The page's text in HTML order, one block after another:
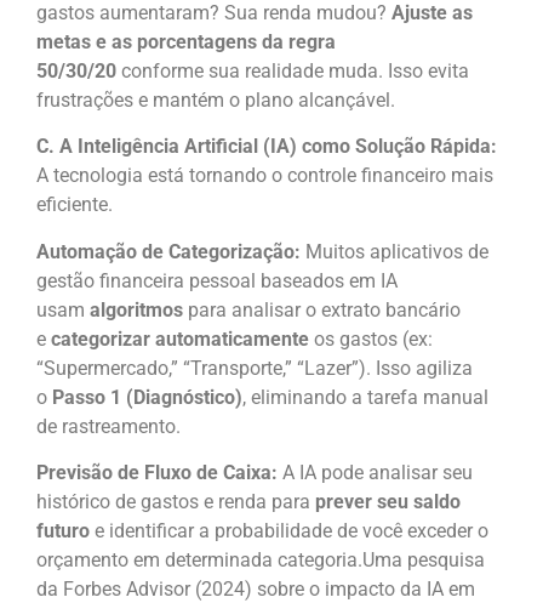
gastos aumentaram? Sua renda mudou? Ajuste as
metas e as porcentagens da regra
50/30/20 conforme sua realidade muda. Isso evita
frustrações e mantém o plano alcançável.
C. A Inteligência Artificial (IA) como Solução Rápida:
A tecnologia está tornando o controle financeiro mais
eficiente.
Automação de Categorização: Muitos aplicativos de
gestão financeira pessoal baseados em IA
usam algoritmos para analisar o extrato bancário
e categorizar automaticamente os gastos (ex:
“Supermercado,” “Transporte,” “Lazer”). Isso agiliza
o Passo 1 (Diagnóstico), eliminando a tarefa manual
de rastreamento.
Previsão de Fluxo de Caixa: A IA pode analisar seu
histórico de gastos e renda para prever seu saldo
futuro e identificar a probabilidade de você exceder o
orçamento em determinada categoria.Uma pesquisa
da Forbes Advisor (2024) sobre o impacto da IA em